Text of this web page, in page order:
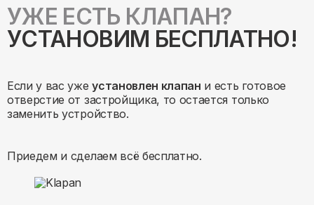
УЖЕ ЕСТЬ КЛАПАН?
УСТАНОВИМ БЕСПЛАТНО!
Если у вас ужеустановлен клапан и есть готовое
отверстие от застройщика, то остается только
заменить устройство.
Приедем и сделаем всё бесплатно.